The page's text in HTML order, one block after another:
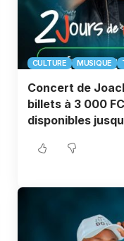
CULTURE MUSIQUE
Concert de
billets à 3 000
disponibles